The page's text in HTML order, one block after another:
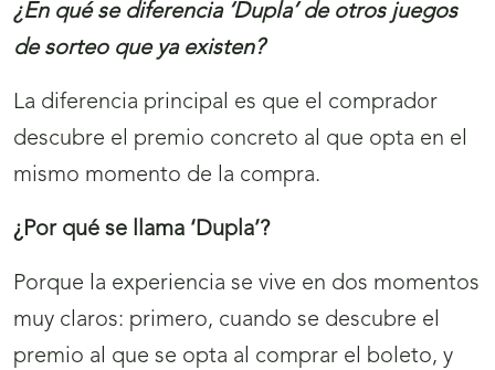
¿En qué se diferencia ‘Dupla’ de otros juegos
de sorteo que ya existen?
La diferencia principal es que el comprador
descubre el premio concreto al que opta en el
mismo momento de la compra.
¿Por qué se llama ‘Dupla’?
Porque la experiencia se vive en dos momentos
muy claros: primero, cuando se descubre el
premio al que se opta al comprar el boleto, y